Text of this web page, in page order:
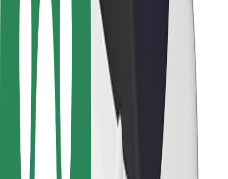
Lokalizacje
Rozwiązania dla miast
Lotniska
Stacje ładowania Bolt
Pomoc
Dla pasażerów
Dla kierowców
Dla dostawców
Bolt Food
Dla właścicieli floty